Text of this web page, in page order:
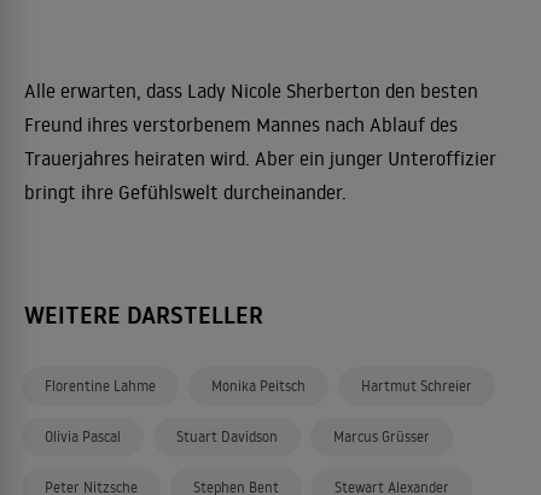
Alle erwarten, dass Lady Nicole Sherberton den besten
Freund ihres verstorbenem Mannes nach Ablauf des
Trauerjahres heiraten wird. Aber ein junger Unteroffizier
bringt ihre Gefühlswelt durcheinander.
WEITERE DARSTELLER
Florentine Lahme Monika Peitsch Hartmut Schreier
Olivia Pascal Stuart Davidson Marcus Grüsser
Peter Nitzsche Stephen Bent Stewart Alexander